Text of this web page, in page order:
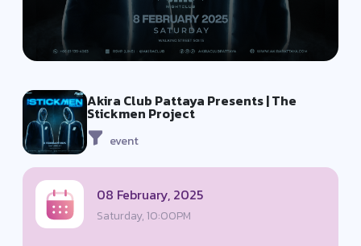
Akira Club Pattaya Presents | The
Stickmen Project
event
08 February, 2025
Saturday, 10:00PM